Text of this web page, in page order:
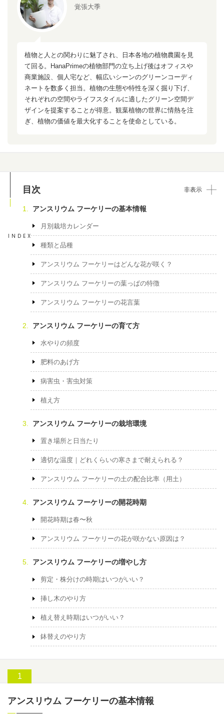
覚張大季
植物と人との関わりに魅了され、日本各地の植物農園を見
て回る。HanaPrimeの植物部門の立ち上げ後はオフィスや
商業施設、個人宅など、幅広いシーンのグリーンコーディ
ネートを数多く担当。植物の生態や特性を深く掘り下げ、
それぞれの空間やライフスタイルに適したグリーン空間デ
ザインを提案することが得意。観葉植物の世界に情熱を注
ぎ、植物の価値を最大化することを使命としている。
INDEX
目次 非表示
アンスリウム フーケリーの基本情報
月別栽培カレンダー
種類と品種
アンスリウム フーケリーはどんな花が咲く？
アンスリウム フーケリーの葉っぱの特徴
アンスリウム フーケリーの花言葉
アンスリウム フーケリーの育て方
水やりの頻度
肥料のあげ方
病害虫・害虫対策
植え方
アンスリウム フーケリーの栽培環境
置き場所と日当たり
適切な温度｜どれくらいの寒さまで耐えられる？
アンスリウム フーケリーの土の配合比率（用土）
アンスリウム フーケリーの開花時期
開花時期は春〜秋
アンスリウム フーケリーの花が咲かない原因は？
アンスリウム フーケリーの増やし方
剪定・株分けの時期はいつがいい？
挿し木のやり方
植え替え時期はいつがいい？
鉢替えのやり方
アンスリウム フーケリーの基本情報